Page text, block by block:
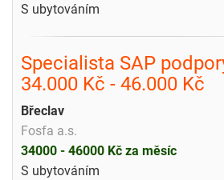
S ubytováním
Specialista SAP
34.000 Kč - 46.000 Kč
Břeclav
Fosfa a.s.
34000 - 46000 Kč za měsíc
S ubytováním